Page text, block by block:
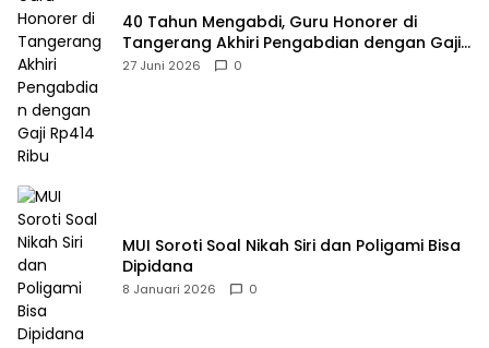
40 Tahun Mengabdi, Guru Honorer di
Tangerang Akhiri Pengabdian dengan Gaji
Rp414 Ribu
27 Juni 2026 0
MUI Soroti Soal Nikah Siri dan Poligami Bisa
Dipidana
8 Januari 2026 0